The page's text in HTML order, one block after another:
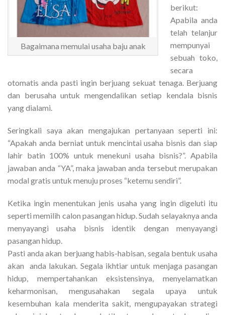
Bagaimana memulai usaha baju anak
berikut:
Apabila anda
telah telanjur
mempunyai
sebuah toko,
secara
otomatis anda pasti ingin berjuang sekuat tenaga. Berjuang
dan berusaha untuk mengendalikan setiap kendala bisnis
yang dialami.
Seringkali saya akan mengajukan pertanyaan seperti ini:
“Apakah anda berniat untuk mencintai usaha bisnis dan siap
lahir batin 100% untuk menekuni usaha bisnis?”. Apabila
jawaban anda “YA”, maka jawaban anda tersebut merupakan
modal gratis untuk menuju proses “ketemu sendiri”.
Ketika ingin menentukan jenis usaha yang ingin digeluti itu
seperti memilih calon pasangan hidup. Sudah selayaknya anda
menyayangi usaha bisnis identik dengan menyayangi
pasangan hidup.
Pasti anda akan berjuang habis-habisan, segala bentuk usaha
akan anda lakukan. Segala ikhtiar untuk menjaga pasangan
hidup, mempertahankan eksistensinya, menyelamatkan
keharmonisan, mengusahakan segala upaya untuk
kesembuhan kala menderita sakit, mengupayakan strategi